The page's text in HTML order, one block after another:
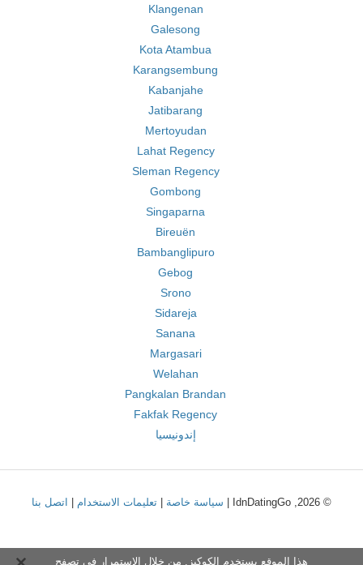
Klangenan
Galesong
Kota Atambua
Karangsembung
Kabanjahe
Jatibarang
Mertoyudan
Lahat Regency
Sleman Regency
Gombong
Singaparna
Bireuën
Bambanglipuro
Gebog
Srono
Sidareja
Sanana
Margasari
Welahan
Pangkalan Brandan
Fakfak Regency
إندونيسيا
© 2026, IdnDatingGo | سياسة خاصة تعليمات الاستخدام اتصل بنا
هذا الموقع يستخدم الكوكيز. من خلال الاستمرار في تصفح